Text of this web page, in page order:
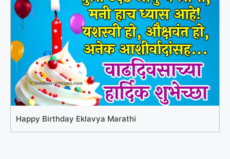
Happy Birthday Eklavya Marathi